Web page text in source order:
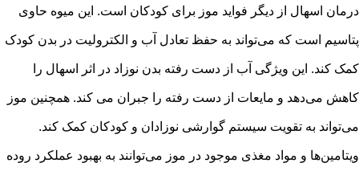
درمان اسهال از دیگر فواید موز برای کودکان است. این میوه حاوی
پتاسیم است که می‌تواند به حفظ تعادل آب و الکترولیت در بدن کودک
کمک کند. این ویژگی آب از دست رفته بدن نوزاد در اثر اسهال را
کاهش می‌دهد و مایعات از دست رفته را جبران می کند. همچنین موز
می‌تواند به تقویت سیستم گوارشی نوزادان و کودکان کمک کند.
ویتامین‌ها و مواد مغذی موجود در موز می‌توانند به بهبود عملکرد روده